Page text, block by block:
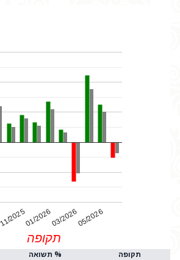
202501/202603/202605/2026
תקופה
תקופה % תשואה